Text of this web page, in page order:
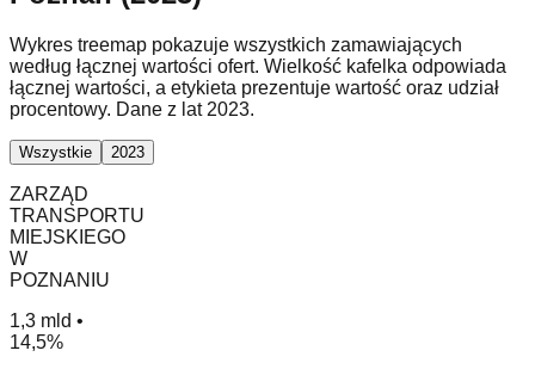
Wykres treemap pokazuje wszystkich zamawiających
według łącznej wartości ofert. Wielkość kafelka odpowiada
łącznej wartości, a etykieta prezentuje wartość oraz udział
procentowy. Dane z lat 2023.
Wszystkie 2023
ZARZĄD
TRANSPORTU
MIEJSKIEGO
W
POZNANIU
1,3 mld •
14,5%